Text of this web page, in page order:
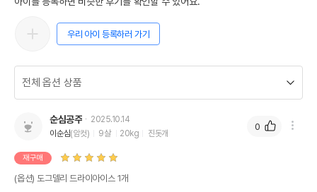
[본제품은 도그델리 일반식소 250g (1개)/ 도그델리 일반식 돼지 500g
(1개)/ 도그델리 처방식 오리 500 (1개) 총 3가지로 구성되어있는 콤보
우리 아이 등록하러 가기
순심공주
2025.10.14
이순심(암컷) 9살 20kg 진돗개
재구매
(옵션) 도그델리 드라이아이스 1개
0